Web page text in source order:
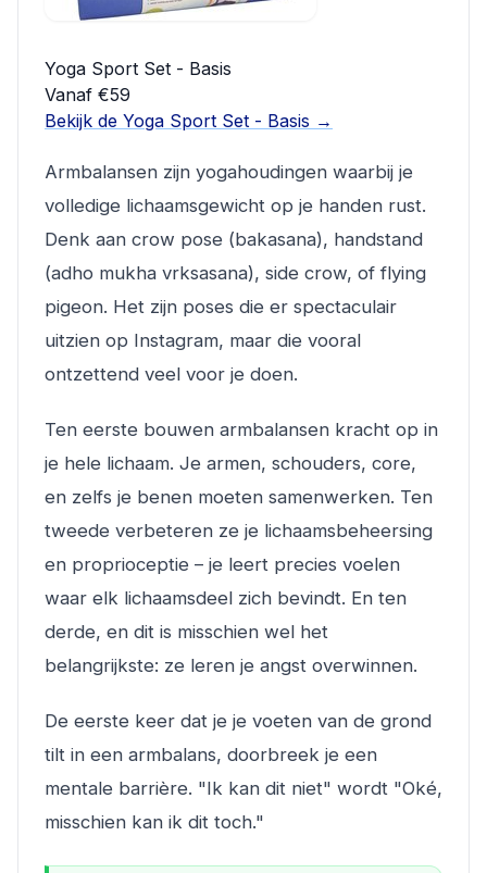
Yoga Sport Set - Basis
Vanaf €59
Bekijk de Yoga Sport Set - Basis →
Armbalansen zijn yogahoudingen waarbij je
volledige lichaamsgewicht op je handen rust.
Denk aan crow pose (bakasana), handstand
(adho mukha vrksasana), side crow, of flying
pigeon. Het zijn poses die er spectaculair
uitzien op Instagram, maar die vooral
ontzettend veel voor je doen.
Ten eerste bouwen armbalansen kracht op in
je hele lichaam. Je armen, schouders, core,
en zelfs je benen moeten samenwerken. Ten
tweede verbeteren ze je lichaamsbeheersing
en proprioceptie – je leert precies voelen
waar elk lichaamsdeel zich bevindt. En ten
derde, en dit is misschien wel het
belangrijkste: ze leren je angst overwinnen.
De eerste keer dat je je voeten van de grond
tilt in een armbalans, doorbreek je een
mentale barrière. "Ik kan dit niet" wordt "Oké,
misschien kan ik dit toch."